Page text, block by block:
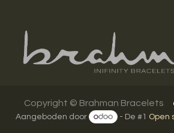
Copyright © Brahman Bracelets
Aangeboden door - De #1 Open